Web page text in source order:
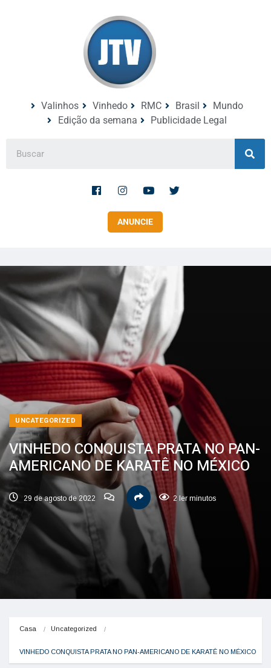
Valinhos Vinhedo RMC Brasil
Mundo
Edição da semana
Publicidade Legal
ANUNCIE
UNCATEGORIZED
VINHEDO CONQUISTA PRATA NO PAN-
AMERICANO DE KARATÊ NO MÉXICO
29 de agosto de 2022 2 ler minutos
Casa Uncategorized
VINHEDO CONQUISTA PRATA NO PAN-AMERICANO DE KARATÊ NO MÉXICO